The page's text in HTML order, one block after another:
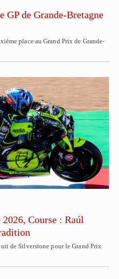
GP de Grande-Bretagne
place au Grand Prix de Grande-
Course : Raúl
de Silverstone pour le Grand Prix